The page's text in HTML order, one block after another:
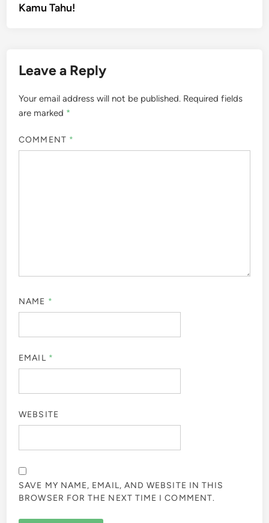
Kamu Tahu!
Leave a Reply
Your email address will not be published. Required fields
are marked *
COMMENT *
NAME *
EMAIL *
WEBSITE
SAVE MY NAME, EMAIL, AND WEBSITE IN THIS
BROWSER FOR THE NEXT TIME I COMMENT.